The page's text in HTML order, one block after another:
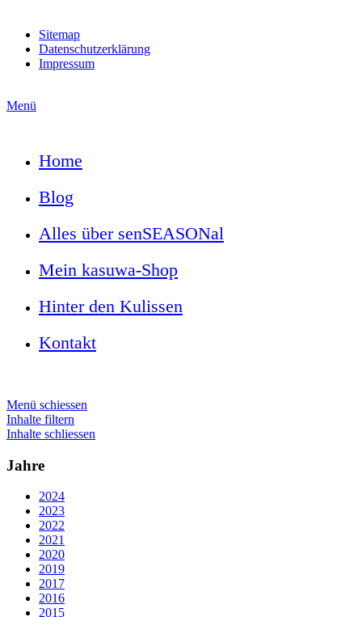
Sitemap
Datenschutzerklärung
Impressum
Menü
Home
Blog
Alles über senSEASONal
Mein kasuwa-Shop
Hinter den Kulissen
Kontakt
Menü schiessen
Inhalte filtern
Inhalte schliessen
Jahre
2024
2023
2022
2021
2020
2019
2017
2016
2015